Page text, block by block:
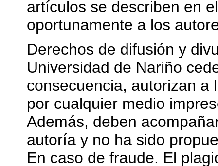
artículos se describen en
oportunamente a los
Derechos de difusión y
Universidad de Nariño
consecuencia, autorizan a
por cualquier medio
Además, deben
autoría y no ha sido
En caso de fraude. El